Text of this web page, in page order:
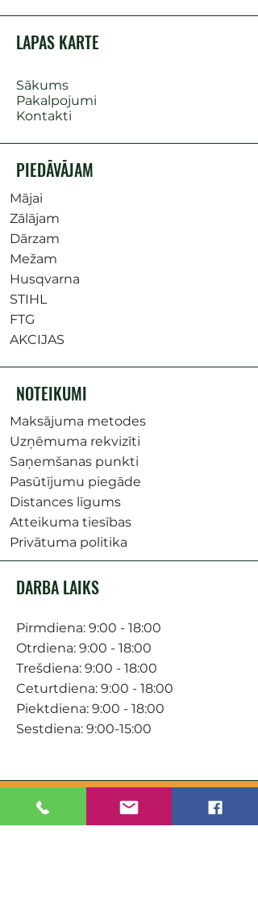
LAPAS KARTE
Sākums
Pakalpojumi
Kontakti
PIEDĀVĀJAM
Mājai
Zālājam
Dārzam
Mežam
Husqvarna
STIHL
FTG
AKCIJAS
NOTEIKUMI
Maksājuma metodes
Uzņēmuma rekvizīti
Saņemšanas punkti
Pasūtījumu piegāde
Distances līgums
Atteikuma tiesības
Privātuma politika
DARBA LAIKS
Pirmdiena: 9:00 - 18:00
Otrdiena: 9:00 - 18:00
Trešdiena: 9:00 - 18:00
Ceturtdiena: 9:00 - 18:00
Piektdiena: 9:00 - 18:00
Sestdiena: 9:00-15:00
KONTAKTI